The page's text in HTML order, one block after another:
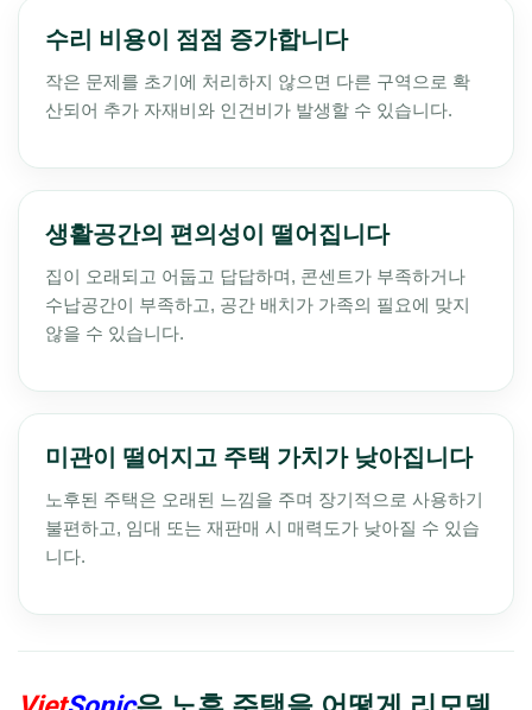
수리 비용이 점점 증가합니다
작은 문제를 초기에 처리하지 않으면 다른 구역으로 확
산되어 추가 자재비와 인건비가 발생할 수 있습니다.
생활공간의 편의성이 떨어집니다
집이 오래되고 어둡고 답답하며, 콘센트가 부족하거나
수납공간이 부족하고, 공간 배치가 가족의 필요에 맞지
않을 수 있습니다.
미관이 떨어지고 주택 가치가 낮아집니다
노후된 주택은 오래된 느낌을 주며 장기적으로 사용하기
불편하고, 임대 또는 재판매 시 매력도가 낮아질 수 있습
니다.